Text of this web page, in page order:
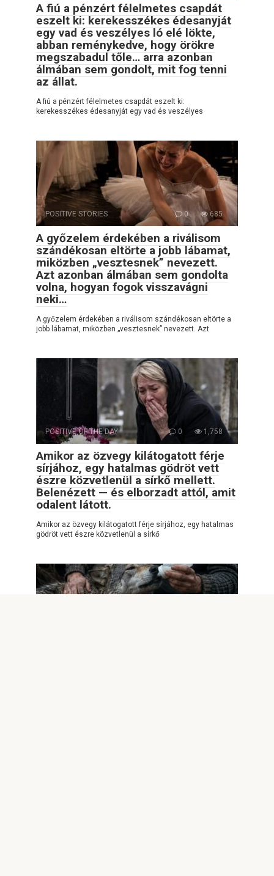
A fiú a pénzért félelmetes csapdát
eszelt ki: kerekesszékes édesanyját
egy vad és veszélyes ló elé lökte,
abban reménykedve, hogy örökre
megszabadul tőle… arra azonban
álmában sem gondolt, mit fog tenni
az állat.
A fiú a pénzért félelmetes csapdát eszelt ki:
kerekesszékes édesanyját egy vad és veszélyes
POSITIVE STORIES 0 685
A győzelem érdekében a riválisom
szándékosan eltörte a jobb lábamat,
miközben „vesztesnek” nevezett.
Azt azonban álmában sem gondolta
volna, hogyan fogok visszavágni
neki…
A győzelem érdekében a riválisom szándékosan eltörte a
jobb lábamat, miközben „vesztesnek” nevezett. Azt
POSITIVE OF THE DAY 0 1,758
Amikor az özvegy kilátogatott férje
sírjához, egy hatalmas gödröt vett
észre közvetlenül a sírkő mellett.
Belenézett — és elborzadt attól, amit
odalent látott.
Amikor az özvegy kilátogatott férje sírjához, egy hatalmas
gödröt vett észre közvetlenül a sírkő